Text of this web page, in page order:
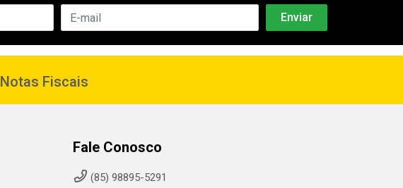
Notas Fiscais
Fale Conosco
(85) 98895-5291